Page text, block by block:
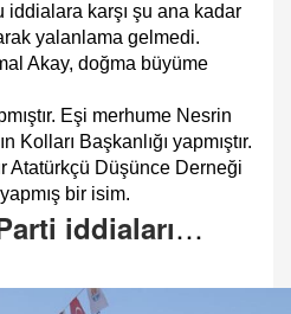
karşı şu ana kadar
yalanlama gelmedi.
Akay, doğma büyüme
Eşi merhume Nesrin
Kolları Başkanlığı yapmıştır.
Atatürkçü Düşünce Derneği
bir isim.
iddiaları…